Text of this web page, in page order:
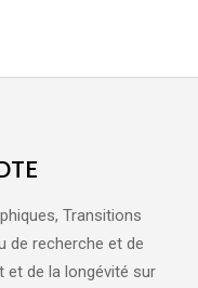
Transitions
de recherche et de
et de la longévité sur